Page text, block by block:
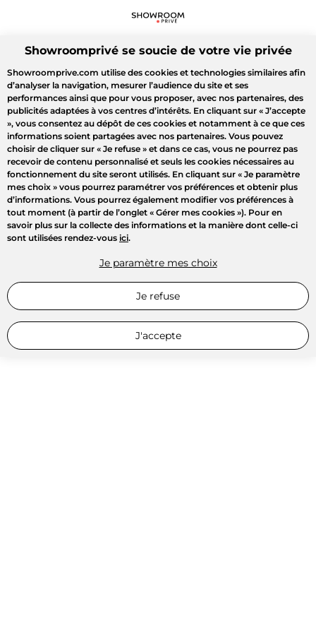
Showroomprivé se soucie de votre vie privée
Showroomprive.com utilise des cookies et technologies similaires afin
d’analyser la navigation, mesurer l’audience du site et ses
performances ainsi que pour vous proposer, avec nos partenaires, des
publicités adaptées à vos centres d’intérêts. En cliquant sur « J’accepte
», vous consentez au dépôt de ces cookies et notamment à ce que ces
informations soient partagées avec nos partenaires. Vous pouvez
choisir de cliquer sur « Je refuse » et dans ce cas, vous ne pourrez pas
recevoir de contenu personnalisé et seuls les cookies nécessaires au
fonctionnement du site seront utilisés. En cliquant sur « Je paramètre
mes choix » vous pourrez paramétrer vos préférences et obtenir plus
d’informations. Vous pourrez également modifier vos préférences à
tout moment (à partir de l’onglet « Gérer mes cookies »). Pour en
savoir plus sur la collecte des informations et la manière dont celle-ci
sont utilisées rendez-vous ici.
Je paramètre mes choix
Je refuse
J'accepte